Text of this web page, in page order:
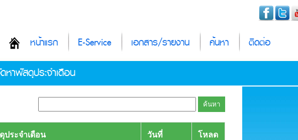
หน้าแรก E-Service เอกสาร/รายงาน ค้นหา ติดต่อ
าพัสดุประจำเดือน
ประจำเดือน วันที่ โหลด